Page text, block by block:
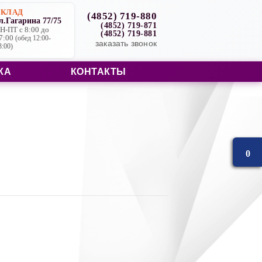
77/75
ПТ с 8:00 до
(обед 12:00-
(4852) 719-880
(4852) 719-871
(4852) 719-881
заказать звонок
КОНТАКТЫ
0